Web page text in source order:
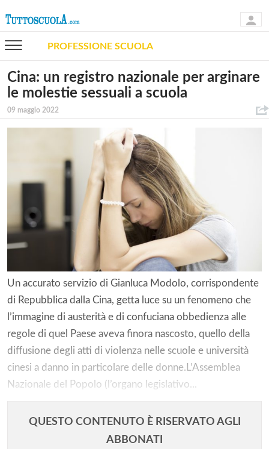
PROFESSIONE SCUOLA
Cina: un registro nazionale per arginare
le molestie sessuali a scuola
09 maggio 2022
Un accurato servizio di Gianluca Modolo, corrispondente
di Repubblica dalla Cina, getta luce su un fenomeno che
l’immagine di austerità e di confuciana obbedienza alle
regole di quel Paese aveva finora nascosto, quello della
diffusione degli atti di violenza nelle scuole e università
cinesi a danno in particolare delle donne.L’Assemblea
Nazionale del Popolo (l’organo legislativo...
QUESTO CONTENUTO È RISERVATO AGLI
ABBONATI